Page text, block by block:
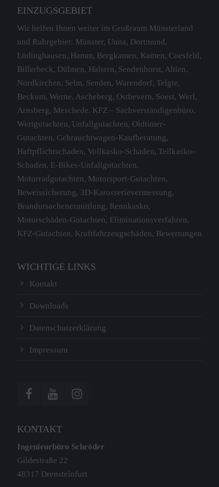
EINZUGSGEBIET
Wir helfen Ihnen weiter im Großraum Münsterland
und Ruhrgebiet: Münster, Unna, Dortmund,
Lüdinghausen, Hamm, Bergkamen, Kamen, Coesfeld,
Billerbeck, Dülmen, Haltern, Sendenhorst, Ahlen,
Nordkirchen, Selm, Senden, Warendorf, Telgte,
Beckum, Werne, Ascheberg, Ostbevern, Soest, Werl,
Arnsberg, Meschede. KFZ – Sachverständigenbüro,
Wertgutachten, Unfallgutachten, Oldtimer-
Gutachten, Gebrauchtwagen-Kaufberatung,
Haftpflichtschaden, Vollkasko-Schaden, Teilkasko-
Schaden, E-Bikes-Unfallgutachten,
Motorradgutachten, Motorsport-Gutachten,
Beweissicherung, 3D-Karosserievermessung,
Brandursachenermittlung, Rennkasko,
Motorschäden-Gutachten, Eliminationsverfahren,
KFZ-Gutachten, Kraftfahrzeugschäden, Bewertungen
WICHTIGE LINKS
Kontakt
Downloads
Datenschutzerklärung
Impressum
KONTAKT
Ingenieurbüro Schröder
Gildestraße 22
48317 Drensteinfurt